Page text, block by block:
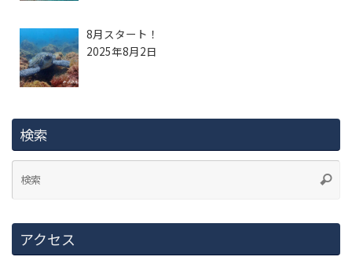
8月スタート！
2025年8月2日
検索
アクセス